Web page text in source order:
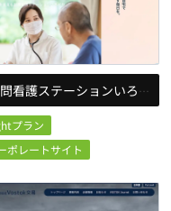
訪問看護ステーションいろどり様
プラン
ポレートサイト